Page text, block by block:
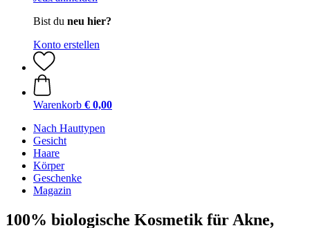
Bist du neu hier?
Konto erstellen
Warenkorb € 0,00
Nach Hauttypen
Gesicht
Haare
Körper
Geschenke
Magazin
100% biologische Kosmetik für Akne,